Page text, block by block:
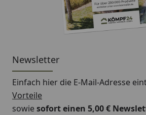
Newsletter
Einfach hier die E-Mail-Adresse
Vorteile
sowiesofort einen 5,00 €